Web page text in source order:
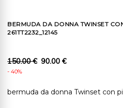
BERMUDA DA DONNA TWINSET
261TT2232_12145
150.00 € 90.00 €
- 40%
bermuda da donna Twinset con